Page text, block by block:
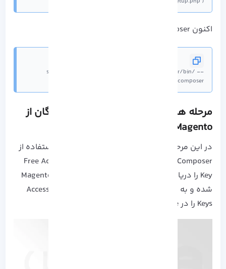
اکنون Composer آماده نصب خواهد بود:
sudo php composer-setup.php --install-dir=/usr/bin/ --
filename=composer
مرحله هفتم: دریافت کلید دسترسی رایگان از
Magento
در این مرحله از نصب Magento قصد داریم تا با استفاده از
Composer کلید های دستری رایگان یا همان Free Access
Key را دریافت کنیم. ابتدا باید وارد Magento Marketplace
شده و به قسمت My Profile بروید، سپس بخش Access
Keys را در Marketplace بیابید.